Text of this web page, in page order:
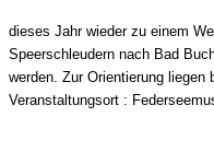
dieses Jahr wieder zu einem
Speerschleudern nach Bad
werden. Zur Orientierung liegen
Veranstaltungsort :